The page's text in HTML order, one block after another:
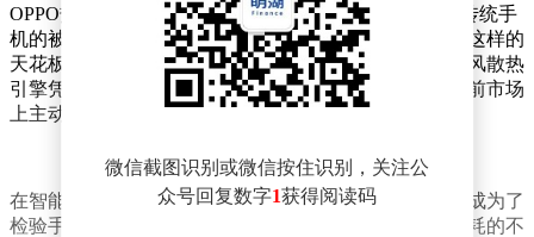
OPPO热设计研发团队的领军人物康南波在会上指出，传统手
机的被动散热手段已接近效能极限，而主动散热则没有这样的
天花板限制，是解决当前手机散热难题的唯一出路。疾风散热
引擎凭借其卓越的性能、堆叠效率和可靠性，成为了当前市场
上主动散热方案的最优选择。
在智能手机日益高性能化的今天，游戏和户外高温环境成为了
检验手机散热能力的两大严苛场景。随着游戏负载和功耗的不
微信截图识别或微信按住识别，关注公
众号回复数字1获得阅读码